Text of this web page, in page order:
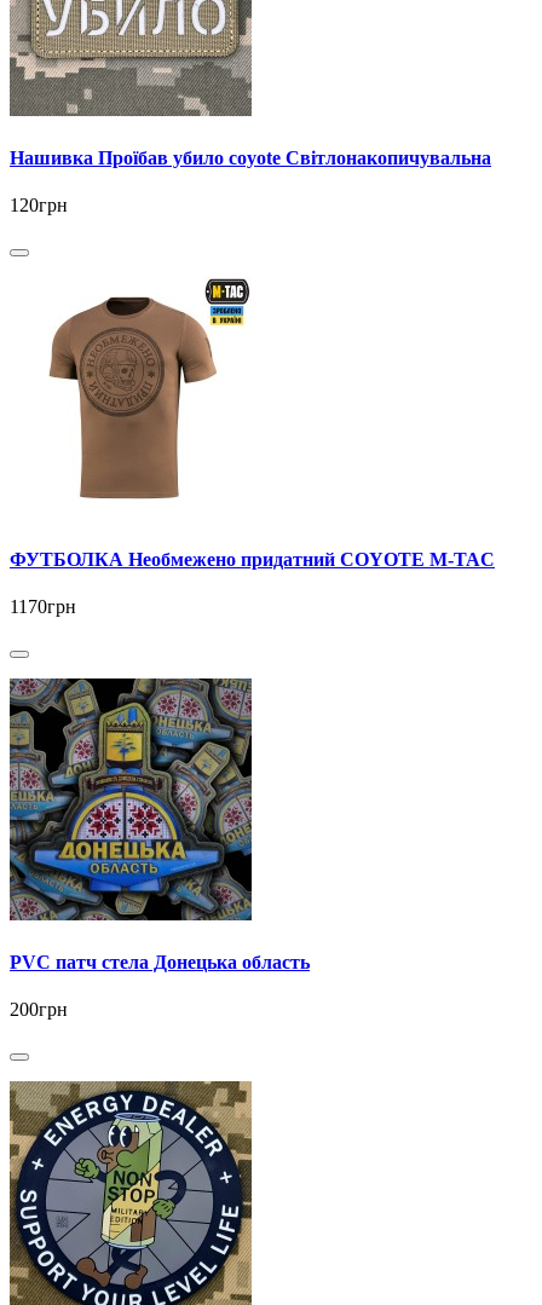
Нашивка Проїбав убило coyote Світлонакопичувальна
120грн
ФУТБОЛКА Необмежено придатний COYOTE M-TAC
1170грн
PVC патч стела Донецька область
200грн